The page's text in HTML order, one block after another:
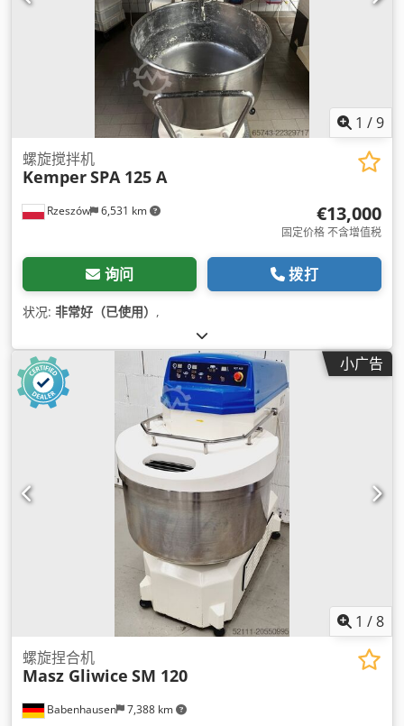
1 /9
Rzeszów 6,531 km
螺旋搅拌机
KemperSPA 125 A
€13,000
固定价格 不含增值税
询问 拨打
状况: 非常好（已使用） ,
小广告
1 /8
Babenhausen 7,388 km
螺旋捏合机
Masz Gliwice SM 120